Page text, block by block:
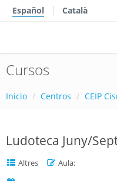
Español Català
Cursos
Inicio Centros CEIP
Ludoteca Juny/
Altres Aula: